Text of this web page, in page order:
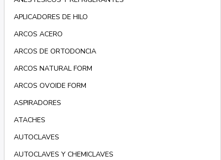
APLICADORES DE HILO
ARCOS ACERO
ARCOS DE ORTODONCIA
ARCOS NATURAL FORM
ARCOS OVOIDE FORM
ASPIRADORES
ATACHES
AUTOCLAVES
AUTOCLAVES Y CHEMICLAVES